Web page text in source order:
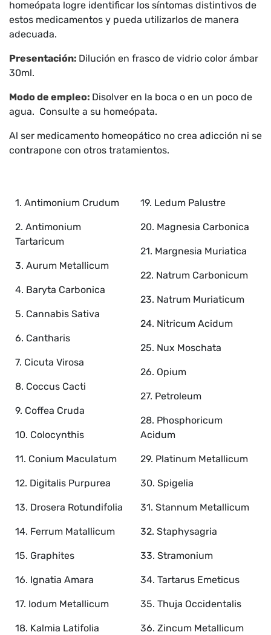
homeópata logre identificar los síntomas distintivos de
estos medicamentos y pueda utilizarlos de manera
adecuada.
Presentación: Dilución en frasco de vidrio color ámbar
30ml.
Modo de empleo: Disolver en la boca o en un poco de
agua. Consulte a su homeópata.
Al ser medicamento homeopático no crea adicción ni se
contrapone con otros tratamientos.
1. Antimonium Crudum
2. Antimonium
Tartaricum
3. Aurum Metallicum
4. Baryta Carbonica
5. Cannabis Sativa
6. Cantharis
7. Cicuta Virosa
8. Coccus Cacti
9. Coffea Cruda
10. Colocynthis
11. Conium Maculatum
12. Digitalis Purpurea
13. Drosera Rotundifolia
14. Ferrum Matallicum
15. Graphites
16. Ignatia Amara
17. Iodum Metallicum
18. Kalmia Latifolia
19. Ledum Palustre
20. Magnesia Carbonica
21. Margnesia Muriatica
22. Natrum Carbonicum
23. Natrum Muriaticum
24. Nitricum Acidum
25. Nux Moschata
26. Opium
27. Petroleum
28. Phosphoricum
Acidum
29. Platinum Metallicum
30. Spigelia
31. Stannum Metallicum
32. Staphysagria
33. Stramonium
34. Tartarus Emeticus
35. Thuja Occidentalis
36. Zincum Metallicum